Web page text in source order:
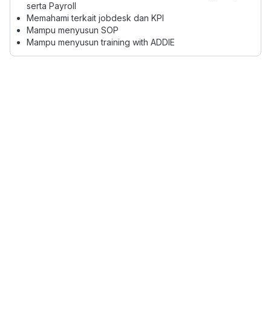
serta Payroll
Memahami terkait jobdesk dan KPI
Mampu menyusun SOP
Mampu menyusun training with ADDIE